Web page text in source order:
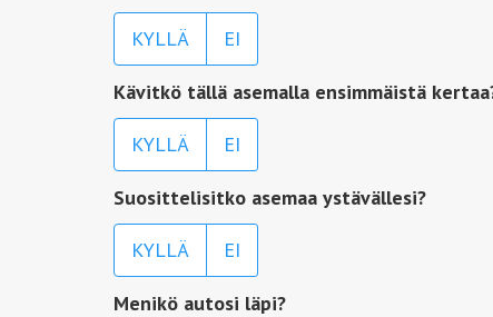
KYLLÄ EI
Kävitkö tällä asemalla ensimmäistä
KYLLÄ EI
Suosittelisitko asemaa ystävällesi?
KYLLÄ EI
Menikö autosi läpi?